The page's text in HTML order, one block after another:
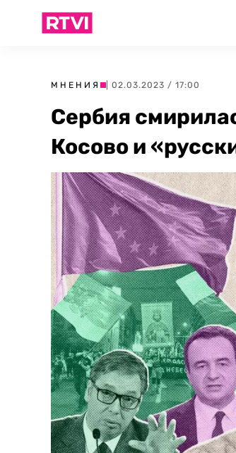
МНЕНИЯ | 02.03.2023 / 17:00
Сербия
Косово и